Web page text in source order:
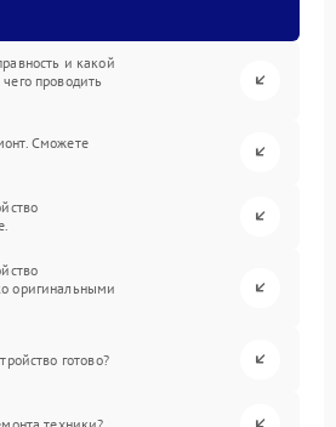
и какой
проводить
Сможете
оригинальными
готово?